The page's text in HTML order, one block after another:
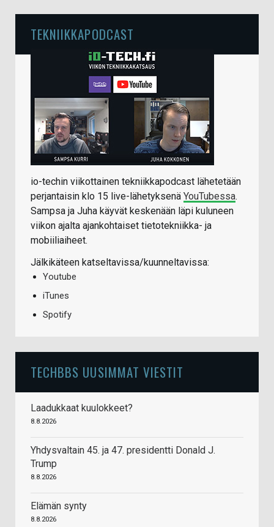
TEKNIIKKAPODCAST
io-techin viikottainen tekniikkapodcast lähetetään
perjantaisin klo 15 live-lähetyksenä YouTubessa.
Sampsa ja Juha käyvät keskenään läpi kuluneen
viikon ajalta ajankohtaiset tietotekniikka- ja
mobiiliaiheet.
Jälkikäteen katseltavissa/kuunneltavissa:
Youtube
iTunes
Spotify
TECHBBS UUSIMMAT VIESTIT
Laadukkaat kuulokkeet?
8.8.2026
Yhdysvaltain 45. ja 47. presidentti Donald J.
Trump
8.8.2026
Elämän synty
8.8.2026